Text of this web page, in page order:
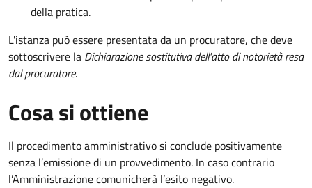
della pratica.
L'istanza può essere presentata da un procuratore, che deve
sottoscrivere la Dichiarazione sostitutiva dell'atto di notorietà resa
dal procuratore.
Cosa si ottiene
Il procedimento amministrativo si conclude positivamente
senza l’emissione di un provvedimento. In caso contrario
l’Amministrazione comunicherà l’esito negativo.